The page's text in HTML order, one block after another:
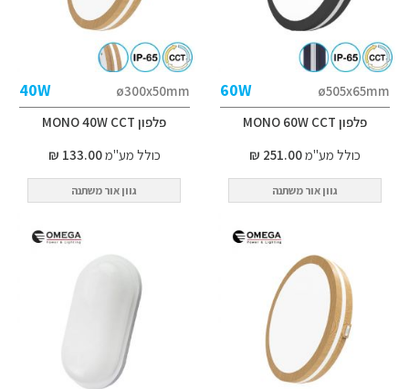
ø505x65mm
60W
פלפון MONO 60W CCT
כולל מע"מ251.00 ₪
גוון אור משתנה
ø300x50mm
40W
פלפון MONO 40W CCT
כולל מע"מ133.00 ₪
גוון אור משתנה